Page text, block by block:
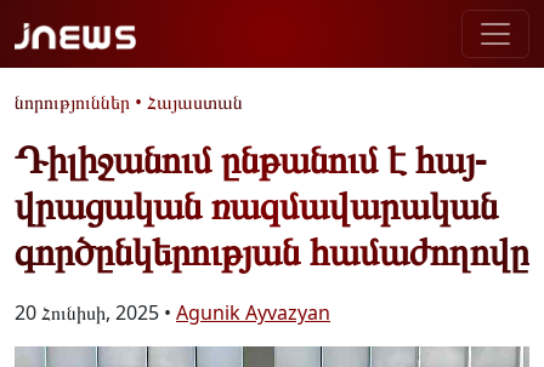
նորություններ • Հայաստան
Դիլիջանում ընթանում է հայ-
վրացական ռազմավարական
գործընկերության համաժողովը
20 Հունիսի, 2025 • Agunik Ayvazyan